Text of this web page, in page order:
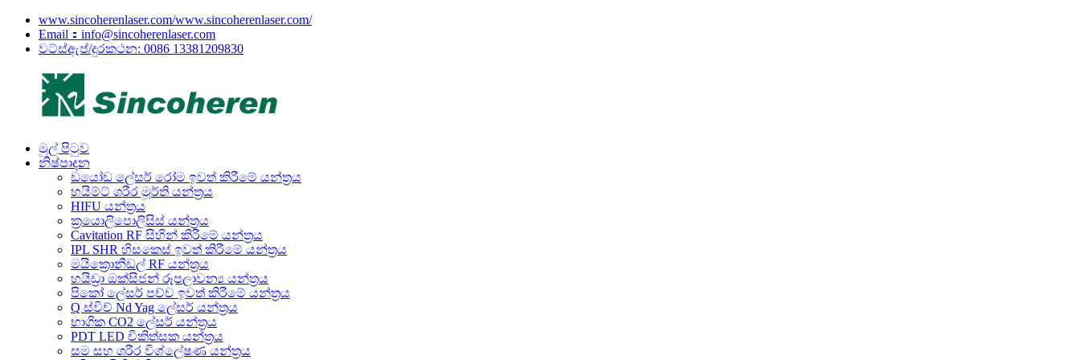
www.sincoherenlaser.com/www.sincoherenlaser.com/
Email：info@sincoherenlaser.com
වට්ස්ඇප්/දුරකථන: 0086 13381209830
මුල් පිටුව
නිෂ්පාදන
ඩයෝඩ ලේසර් රෝම ඉවත් කිරීමේ යන්ත්‍රය
හයිම්ට් ශරීර මූර්ති යන්ත්‍රය
HIFU යන්ත්‍රය
ක්‍රයොලිපොලිසිස් යන්ත්‍රය
Cavitation RF සිහින් කිරීමේ යන්ත්‍රය
IPL SHR හිසකෙස් ඉවත් කිරීමේ යන්ත්‍රය
මයික්‍රොනීඩල් RF යන්ත්‍රය
හයිඩ්‍රා ඔක්සිජන් රූපලාවන්‍ය යන්ත්‍රය
පිකෝ ලේසර් පච්ච ඉවත් කිරීමේ යන්ත්‍රය
Q ස්විච් Nd Yag ලේසර් යන්ත්‍රය
භාගික CO2 ලේසර් යන්ත්‍රය
PDT LED චිකිත්සක යන්ත්‍රය
සම සහ ශරීර විශ්ලේෂණ යන්ත්‍රය